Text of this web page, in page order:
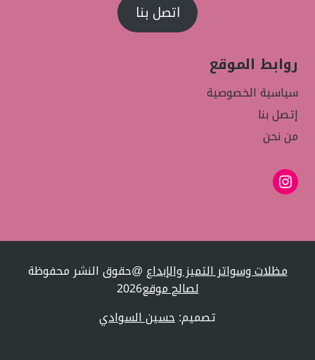
اتصل بنا
روابط الموقع
سياسية الخصوصية
إتصل بنا
من نحن
إنستجرام
مظلات وسواتر التميز والإبداع@حقوق النشر محفوظة
لصالح موقع2026
تصميم:حسين السوادي